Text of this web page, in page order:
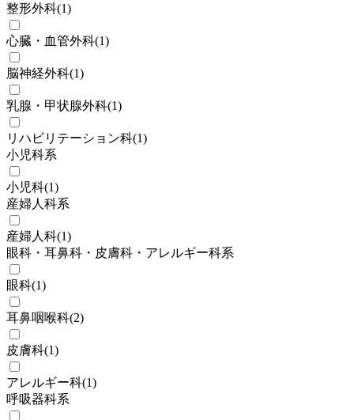
整形外科(1)
心臓・血管外科(1)
脳神経外科(1)
乳腺・甲状腺外科(1)
リハビリテーション科(1)
小児科系
小児科(1)
産婦人科系
産婦人科(1)
眼科・耳鼻科・皮膚科・アレルギー科系
眼科(1)
耳鼻咽喉科(2)
皮膚科(1)
アレルギー科(1)
呼吸器科系